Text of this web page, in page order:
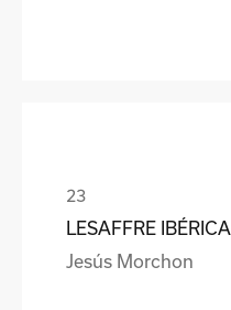
LESAFFRE IBÉRICA
Jesús Morchon